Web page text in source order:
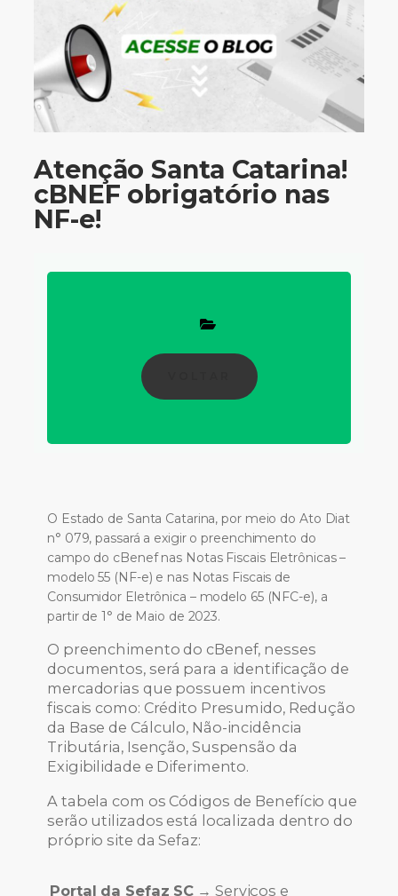
Atenção Santa Catarina!
cBNEF obrigatório nas
NF-e!
O Estado de Santa Catarina, por meio do Ato Diat
n° 079, passará a exigir o preenchimento do
campo do cBenef nas Notas Fiscais Eletrônicas –
modelo 55 (NF-e) e nas Notas Fiscais de
Consumidor Eletrônica – modelo 65 (NFC-e), a
partir de 1° de Maio de 2023.
O preenchimento do cBenef, nesses
documentos, será para a identificação de
mercadorias que possuem incentivos
fiscais como: Crédito Presumido, Redução
da Base de Cálculo, Não-incidência
Tributária, Isenção, Suspensão da
Exigibilidade e Diferimento.
A tabela com os Códigos de Benefício que
serão utilizados está localizada dentro do
próprio site da Sefaz:
Portal da Sefaz SC → Serviços e